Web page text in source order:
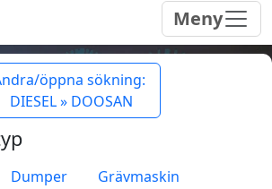
Meny
öppna sökning:
DIESEL » DOOSAN
Dumper Grävmaskin